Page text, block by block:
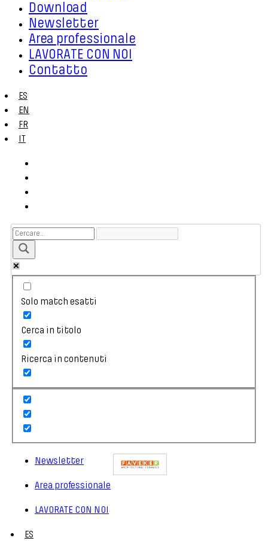
Download
Newsletter
Area professionale
LAVORATE CON NOI
Contatto
ES
EN
FR
IT
Solo match esatti
Cerca in titolo
Ricerca in contenuti
Newsletter
Area professionale
LAVORATE CON NOI
ES